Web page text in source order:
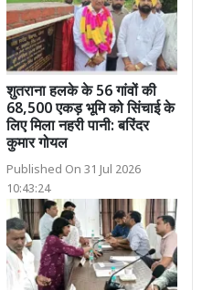
शुतराना हलके के 56 गांवों की
68,500 एकड़ भूमि को सिंचाई के
लिए मिला नहरी पानी: बरिंदर
कुमार गोयल
Published On 31 Jul 2026
10:43:24